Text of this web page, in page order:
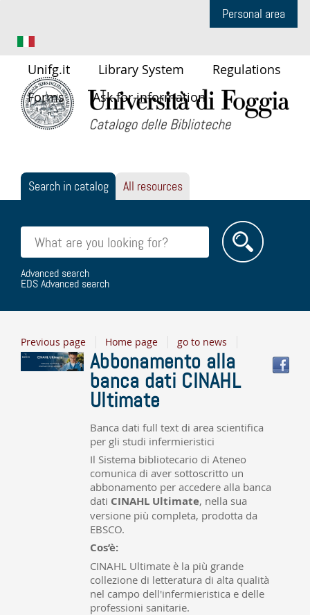
Unifg.it Library System
Regulations
Forms
Ask for information
Personal area
Search in catalog All resources
Cerca su "Search in catalog"
Advanced search
EDS Advanced search
Previous page Home page go to news
Abbonamento alla
banca dati CINAHL
Ultimate
Banca dati full text di area scientifica
per gli studi infermieristici
Il Sistema bibliotecario di Ateneo
comunica di aver sottoscritto un
abbonamento per accedere alla banca
dati CINAHL Ultimate, nella sua
versione più completa, prodotta da
EBSCO.
Cos’è:
CINAHL Ultimate è la più grande
collezione di letteratura di alta qualità
nel campo dell'infermieristica e delle
professioni sanitarie.